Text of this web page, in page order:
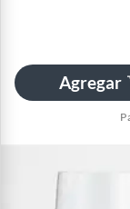
Agregar